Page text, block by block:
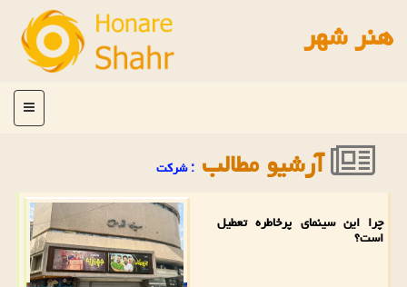
هنر شهر
منو
آرشیو مطالب : شركت
چرا این سینمای پرخاطره تعطیل
است؟